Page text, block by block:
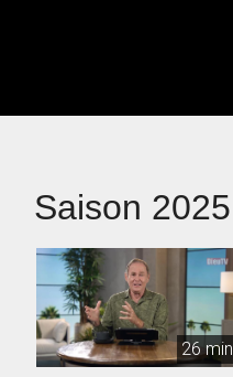
Saison 2025
26 min